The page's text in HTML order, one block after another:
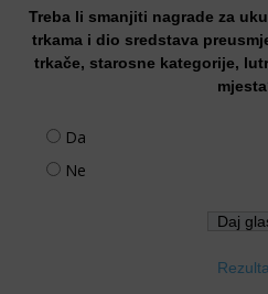
Treba li smanjiti nagrade za
trkama i dio sredstava
trkače, starosne kategorije,
Da
Ne